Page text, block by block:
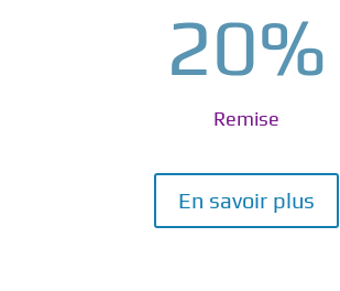
20%
Remise
En savoir plus